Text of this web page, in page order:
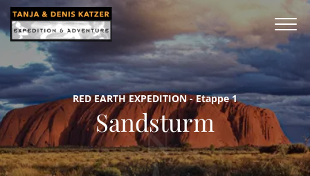
RED EARTH EXPEDITION - Etappe 1
Sandsturm